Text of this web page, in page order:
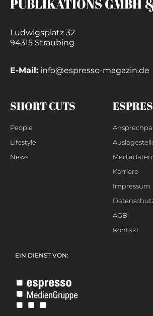
PUBLIKATIONS GMBH
Ludwigsplatz 32
94315 Straubing
E-Mail: info@espresso-magazin.de
SHORT CUTS
People
Lifestyle
News
Mediadaten
Karriere
Impressum
AGB
Kontakt
EIN DIENST VON: